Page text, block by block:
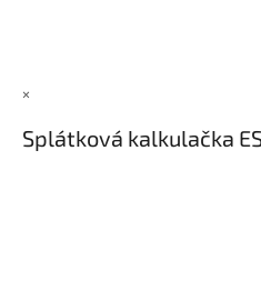
×
Splátková kalkulačka